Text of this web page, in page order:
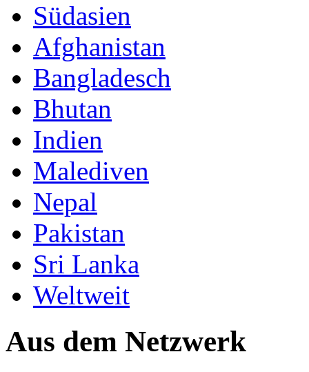
Südasien
Afghanistan
Bangladesch
Bhutan
Indien
Malediven
Nepal
Pakistan
Sri Lanka
Weltweit
Aus dem Netzwerk